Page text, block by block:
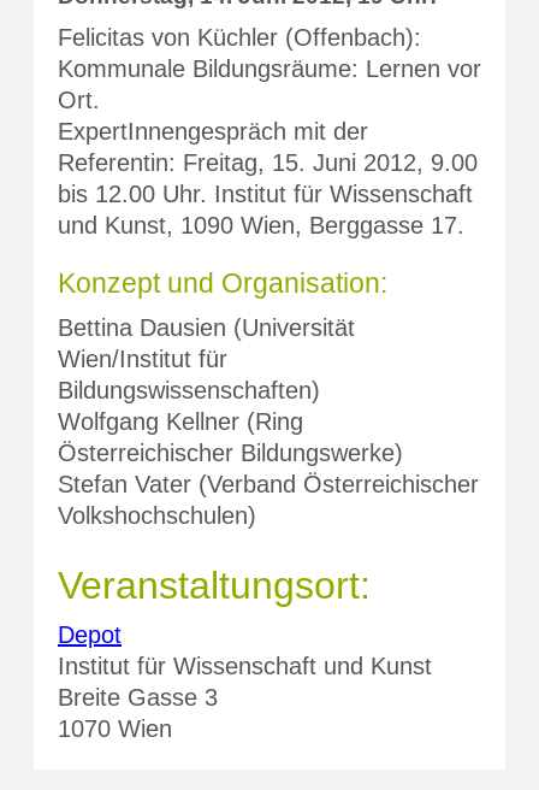
Felicitas von Küchler (Offenbach):
Kommunale Bildungsräume: Lernen vor
Ort.
ExpertInnengespräch mit der
Referentin: Freitag, 15. Juni 2012, 9.00
bis 12.00 Uhr. Institut für Wissenschaft
und Kunst, 1090 Wien, Berggasse 17.
Konzept und Organisation:
Bettina Dausien (Universität
Wien/Institut für
Bildungswissenschaften)
Wolfgang Kellner (Ring
Österreichischer Bildungswerke)
Stefan Vater (Verband Österreichischer
Volkshochschulen)
Veranstaltungsort:
Depot
Institut für Wissenschaft und Kunst
Breite Gasse 3
1070 Wien